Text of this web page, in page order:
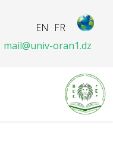
FR
EN
mail@univ-oran1.dz